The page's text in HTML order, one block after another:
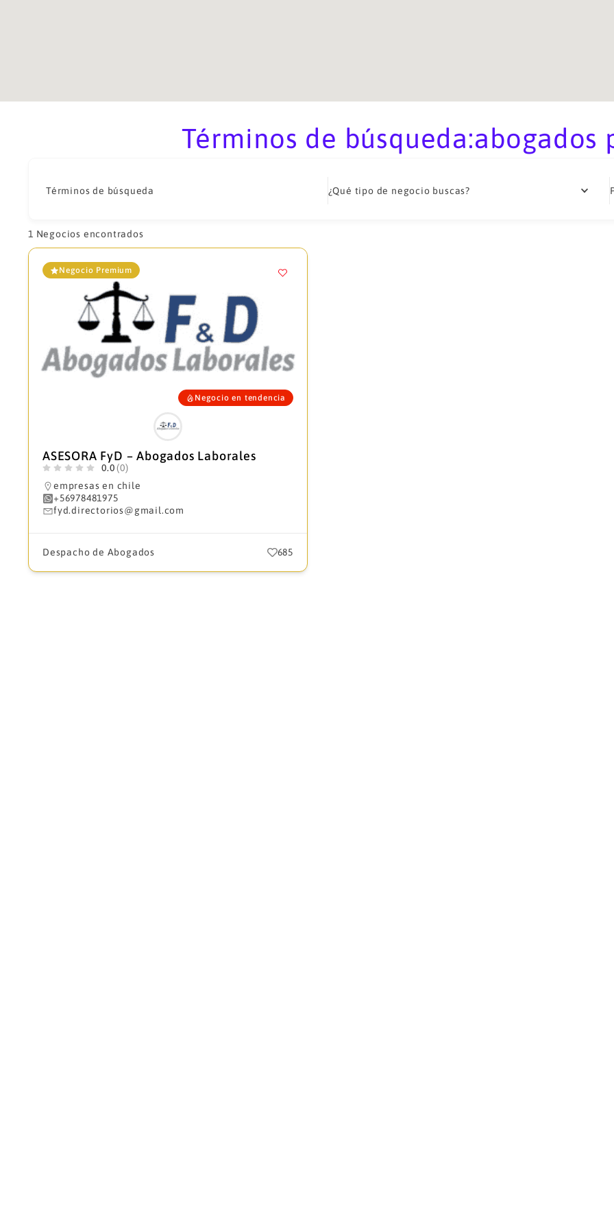
Términos de búsqueda:abogados
Términos de búsqueda ¿Qué tipo de negocio buscas?
1 Negocios encontrados
Negocio Premium
Negocio en tendencia
ASESORA FyD – Abogados Laborales
0.0 (0)
empresas en chile
+56978481975
fyd.directorios@gmail.com
Despacho de Abogados 685